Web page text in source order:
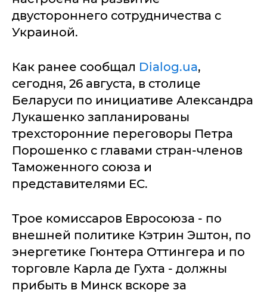
двустороннего сотрудничества с
Украиной.
Как ранее сообщал Dialog.ua,
сегодня, 26 августа, в столице
Беларуси по инициативе Александра
Лукашенко запланированы
трехсторонние переговоры Петра
Порошенко с главами стран-членов
Таможенного союза и
представителями ЕС.
Трое комиссаров Евросоюза - по
внешней политике Кэтрин Эштон, по
энергетике Гюнтера Оттингера и по
торговле Карла де Гухта - должны
прибыть в Минск вскоре за